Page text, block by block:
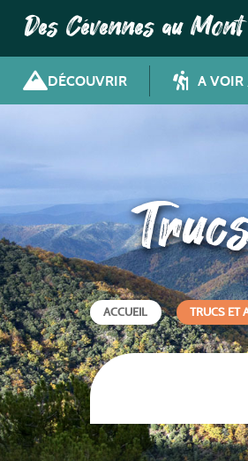
Des Cévennes au
DÉCOUVRIR A VOIR
ACCUEIL TRUCS ET